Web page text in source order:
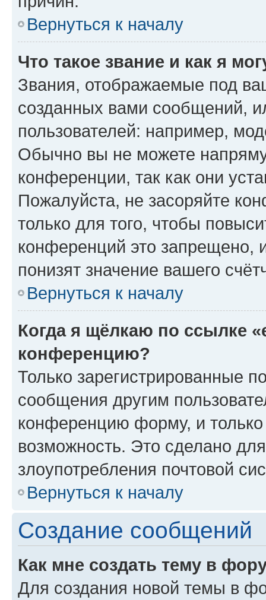
Вернуться к началу
Что такое звание и как я
Звания, отображаемые под
созданных вами сообщений,
пользователей: например,
Обычно вы не можете
конференции, так как они
Пожалуйста, не засоряйте
только для того, чтобы
конференций это запрещено,
понизят значение вашего
Вернуться к началу
Когда я щёлкаю по ссылке
конференцию?
Только зарегистрированные
сообщения другим
конференцию форму, и
возможность. Это сделано
злоупотребления почтовой
Вернуться к началу
Создание сообщений
Как мне создать тему в
Для создания новой темы в